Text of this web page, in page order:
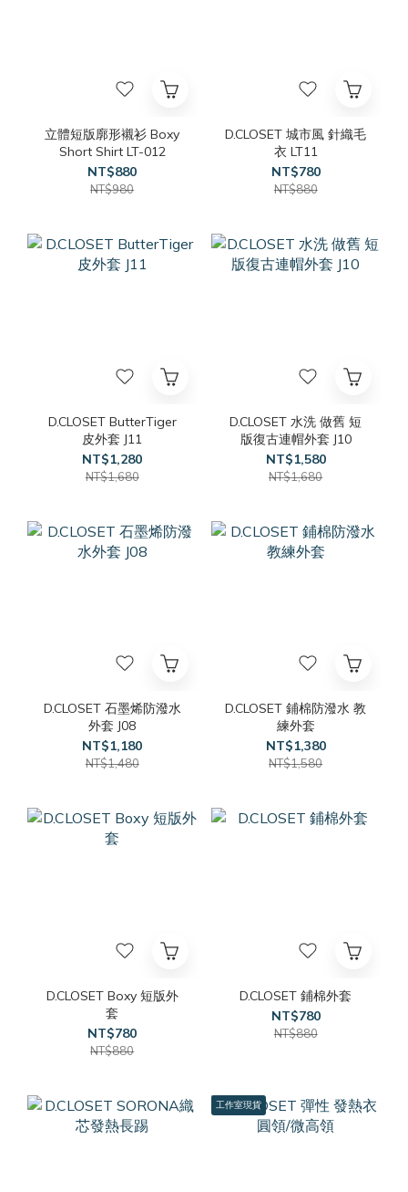
立體短版廓形襯衫 Boxy
Short Shirt LT-012
NT$880
NT$980
D.CLOSET 城市風 針織毛
衣 LT11
NT$780
NT$880
D.CLOSET ButterTiger
皮外套 J11
NT$1,280
NT$1,680
D.CLOSET 水洗 做舊 短
版復古連帽外套 J10
NT$1,580
NT$1,680
D.CLOSET 石墨烯防潑水
外套 J08
NT$1,180
NT$1,480
D.CLOSET 鋪棉防潑水 教
練外套
NT$1,380
NT$1,580
D.CLOSET Boxy 短版外
套
NT$780
NT$880
D.CLOSET 鋪棉外套
NT$780
NT$880
工作室現貨